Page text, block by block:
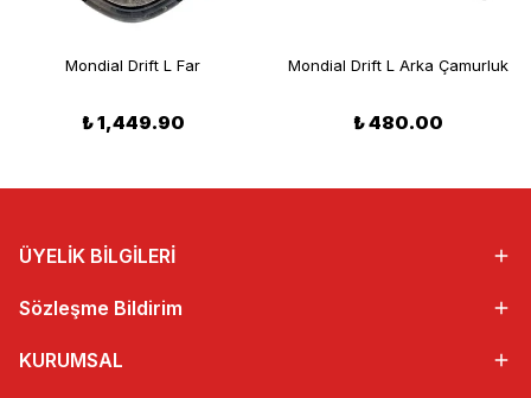
Mondial Drift L Far
₺ 1,449.90
Mondial Drift L Arka Çamurluk
₺ 480.00
ÜYELİK BİLGİLERİ
Sözleşme Bildirim
KURUMSAL